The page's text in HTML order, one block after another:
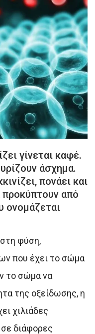
γίνεται καφέ.
άσχημα.
πονάει και
προκύπτουν από
ονομάζεται
φύση,
που έχει το σώμα
το σώμα να
της οξείδωσης, η
χιλιάδες
διάφορες